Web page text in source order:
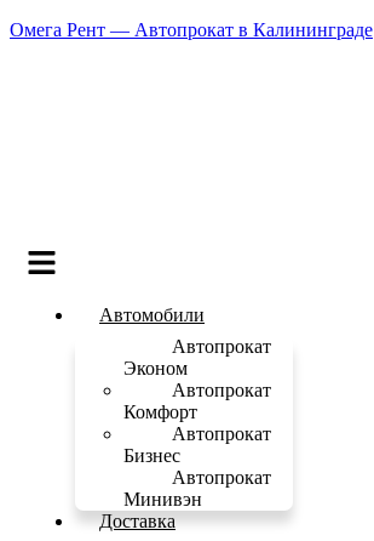
Омега Рент — Автопрокат в Калининграде
Меню
Автомобили
Автопрокат
Эконом
Автопрокат
Комфорт
Автопрокат
Бизнес
Автопрокат
Минивэн
Доставка